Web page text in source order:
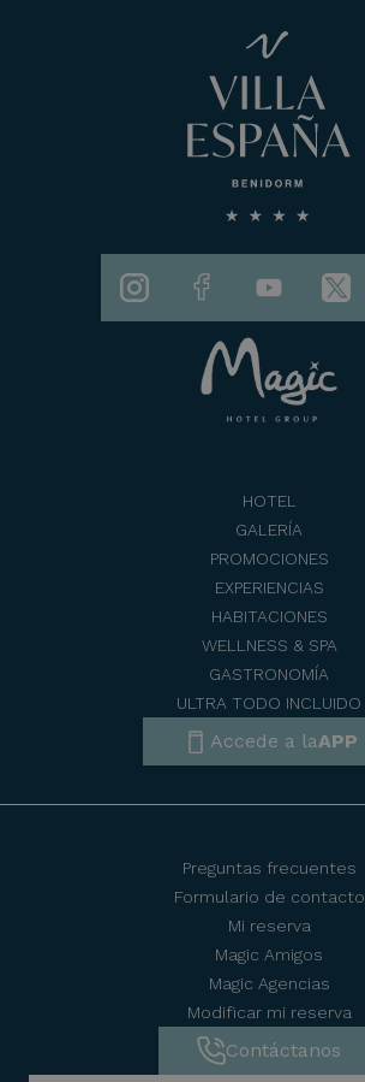
HOTEL
GALERÍA
PROMOCIONES
EXPERIENCIAS
HABITACIONES
WELLNESS & SPA
GASTRONOMÍA
ULTRA TODO INCLUIDO
Accede a laAPP
Contáctanos
Preguntas frecuentes
Formulario de contacto
Mi reserva
Magic Amigos
Magic Agencias
Modificar mi reserva